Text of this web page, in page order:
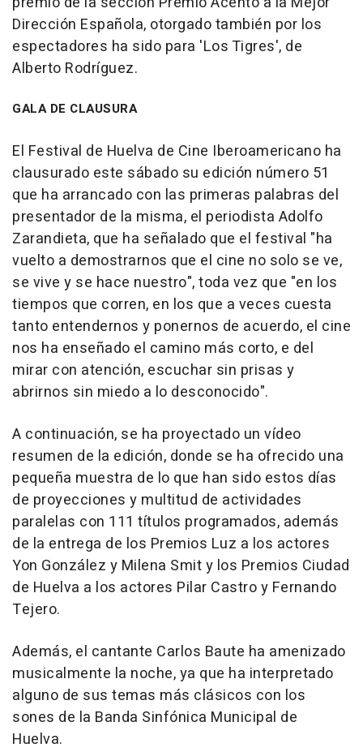
Dirección Española, otorgado también por los
espectadores ha sido para 'Los Tigres', de
Alberto Rodríguez.
GALA DE CLAUSURA
El Festival de Huelva de Cine Iberoamericano ha
clausurado este sábado su edición número 51
que ha arrancado con las primeras palabras del
presentador de la misma, el periodista Adolfo
Zarandieta, que ha señalado que el festival "ha
vuelto a demostrarnos que el cine no solo se ve,
se vive y se hace nuestro", toda vez que "en los
tiempos que corren, en los que a veces cuesta
tanto entendernos y ponernos de acuerdo, el cine
nos ha enseñado el camino más corto, e del
mirar con atención, escuchar sin prisas y
abrirnos sin miedo a lo desconocido".
A continuación, se ha proyectado un vídeo
resumen de la edición, donde se ha ofrecido una
pequeña muestra de lo que han sido estos días
de proyecciones y multitud de actividades
paralelas con 111 títulos programados, además
de la entrega de los Premios Luz a los actores
Yon González y Milena Smit y los Premios Ciudad
de Huelva a los actores Pilar Castro y Fernando
Tejero.
Además, el cantante Carlos Baute ha amenizado
musicalmente la noche, ya que ha interpretado
alguno de sus temas más clásicos con los
sones de la Banda Sinfónica Municipal de
Huelva.